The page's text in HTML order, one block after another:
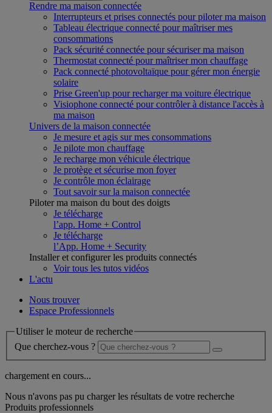
Rendre ma maison connectée
Interrupteurs et prises connectés pour piloter ma maison
Tableau électrique connecté pour maîtriser mes
consommations
Pack sécurité connectée pour sécuriser ma maison
Thermostat connecté pour maîtriser mon chauffage
Pack connecté photovoltaïque pour gérer mon énergie
solaire
Prise Green'up pour recharger ma voiture électrique
Visiophone connecté pour contrôler à distance l'accès à
ma maison
Univers de la maison connectée
Je mesure et agis sur mes consommations
Je pilote mon chauffage
Je recharge mon véhicule électrique
Je protège et sécurise mon foyer
Je contrôle mon éclairage
Tout savoir sur la maison connectée
Piloter ma maison du bout des doigts
Je télécharge
l’app. Home + Control
Je télécharge
l’App. Home + Security
Installer et configurer les produits connectés
Voir tous les tutos vidéos
L'actu
Nous trouver
Espace Professionnels
Utiliser le moteur de recherche
Que cherchez-vous ?
chargement en cours...
Nous n'avons pas pu charger les résultats de votre recherche
Produits professionnels